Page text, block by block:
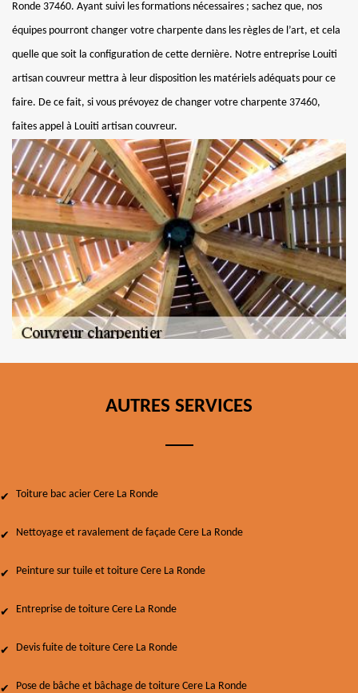
Ronde 37460. Ayant suivi les formations nécessaires ; sachez que, nos
équipes pourront changer votre charpente dans les règles de l’art, et cela
quelle que soit la configuration de cette dernière. Notre entreprise Louiti
artisan couvreur mettra à leur disposition les matériels adéquats pour ce
faire. De ce fait, si vous prévoyez de changer votre charpente 37460,
faites appel à Louiti artisan couvreur.
AUTRES SERVICES
Toiture bac acier Cere La Ronde
Nettoyage et ravalement de façade Cere La Ronde
Peinture sur tuile et toiture Cere La Ronde
Entreprise de toiture Cere La Ronde
Devis fuite de toiture Cere La Ronde
Pose de bâche et bâchage de toiture Cere La Ronde